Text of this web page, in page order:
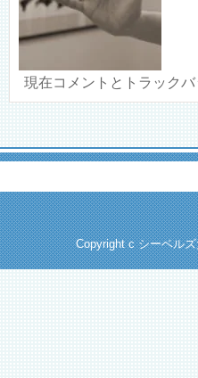
現在コメントとトラック
Copyright c シーベル